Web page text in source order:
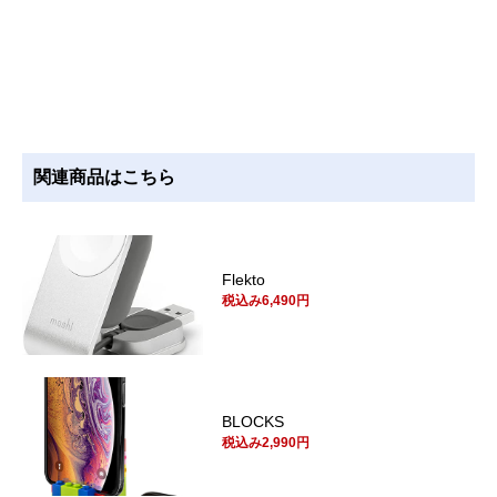
関連商品はこちら
Flekto
税込み6,490円
BLOCKS
税込み2,990円